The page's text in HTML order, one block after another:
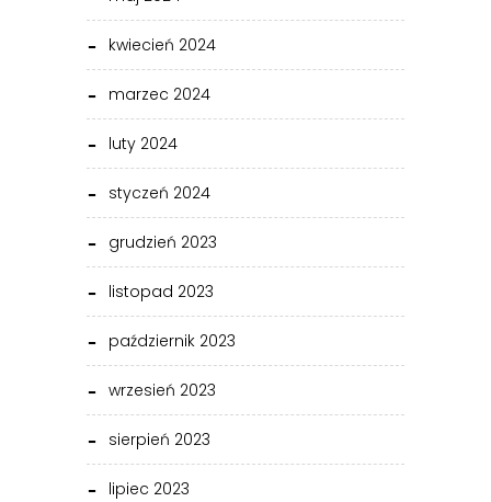
kwiecień 2024
marzec 2024
luty 2024
styczeń 2024
grudzień 2023
listopad 2023
październik 2023
wrzesień 2023
sierpień 2023
lipiec 2023